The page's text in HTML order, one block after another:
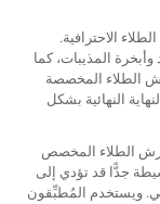
الاحترافية.
وأبخرة المذيبات، كما
الطلاء المخصصة
النهائية بشكل
رش الطلاء المخصص
جدًّا قد تؤدي إلى
ويستخدم المُطبِّقون